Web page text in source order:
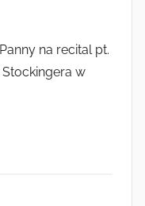
na recital pt.
w